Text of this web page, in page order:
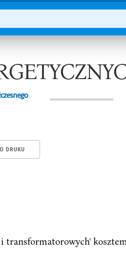
DRUKU
transformatorowych' kosztem